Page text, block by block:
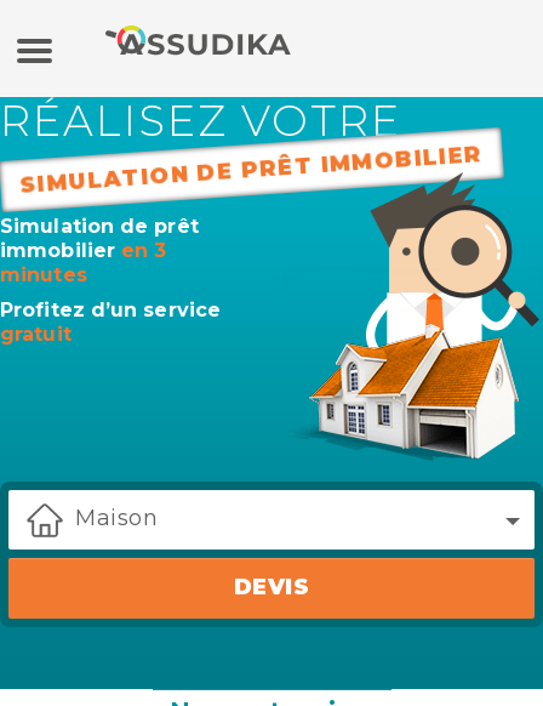
Assurance auto
Assurance moto
Assurance habitation
Mutuelle
Banque en ligne / Epargne
Assurance emprunteur
Assurance particulier
Assurance professionnelle
RÉALISEZ VOTRE
SIMULATION DE PRÊT IMMOBILIER
Simulation de prêt
immobilier en 3
minutes
Profitez d’un service
gratuit
Maison
DEVIS